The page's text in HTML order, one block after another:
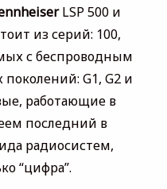
LSP 500 и
из серий: 100,
с беспроводным
G1, G2 и
работающие в
последний в
радиосистем,
“цифра”.